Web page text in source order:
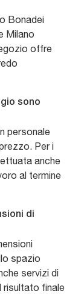
Bonadei
Milano
offre
sono
personale
Per i
anche
al termine
di
spazio
servizi di
risultato finale